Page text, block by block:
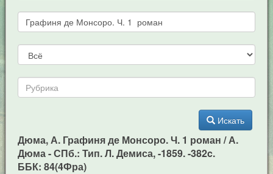
Искать
Дюма, А. Графиня де Монсоро. Ч. 1 роман / А.
Дюма - СПб.: Тип. Л. Демиса, -1859. -382c.
ББК: 84(4Фра)